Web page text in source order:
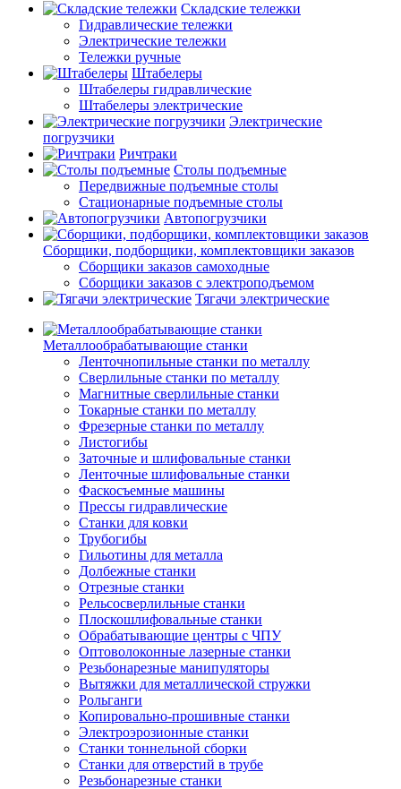
Складские тележки
Гидравлические тележки
Электрические тележки
Тележки ручные
Штабелеры
Штабелеры гидравлические
Штабелеры электрические
Электрические
погрузчики
Ричтраки
Столы подъемные
Передвижные подъемные столы
Стационарные подъемные столы
Автопогрузчики
Сборщики, подборщики, комплектовщики заказов
Сборщики заказов самоходные
Сборщики заказов с электроподъемом
Тягачи электрические
Металлообрабатывающие станки
Ленточнопильные станки по металлу
Сверлильные станки по металлу
Магнитные сверлильные станки
Токарные станки по металлу
Фрезерные станки по металлу
Листогибы
Заточные и шлифовальные станки
Ленточные шлифовальные станки
Фаскосъемные машины
Прессы гидравлические
Станки для ковки
Трубогибы
Гильотины для металла
Долбежные станки
Отрезные станки
Рельсосверлильные станки
Плоскошлифовальные станки
Обрабатывающие центры с ЧПУ
Оптоволоконные лазерные станки
Резьбонарезные манипуляторы
Вытяжки для металлической стружки
Рольганги
Копировально-прошивные станки
Электроэрозионные станки
Станки тоннельной сборки
Станки для отверстий в трубе
Резьбонарезные станки